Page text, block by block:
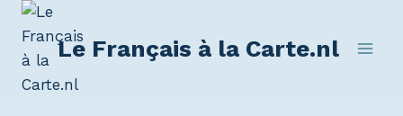
Le Français à la Carte.nl